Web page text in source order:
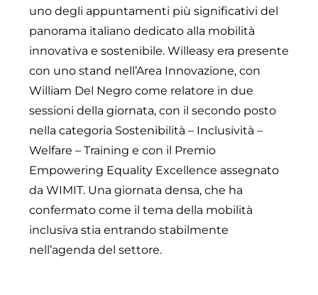
uno degli appuntamenti più significativi del
panorama italiano dedicato alla mobilità
innovativa e sostenibile. Willeasy era presente
con uno stand nell’Area Innovazione, con
William Del Negro come relatore in due
sessioni della giornata, con il secondo posto
nella categoria Sostenibilità – Inclusività –
Welfare – Training e con il Premio
Empowering Equality Excellence assegnato
da WIMIT. Una giornata densa, che ha
confermato come il tema della mobilità
inclusiva stia entrando stabilmente
nell’agenda del settore.